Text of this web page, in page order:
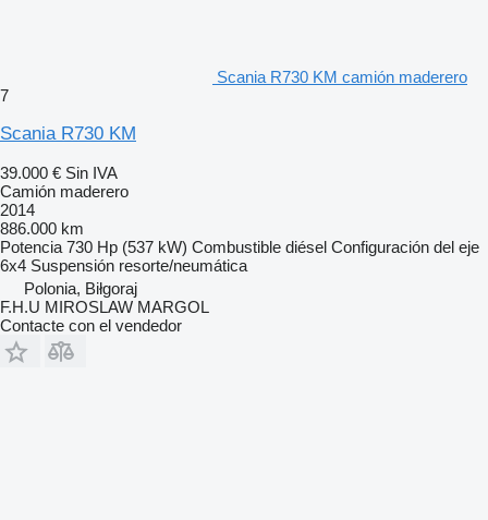
Scania R730 KM camión maderero
7
Scania R730 KM
39.000 € Sin IVA
Camión maderero
2014
886.000 km
Potencia 730 Hp (537 kW) Combustible diésel Configuración del eje
6x4 Suspensión resorte/neumática
Polonia, Biłgoraj
F.H.U MIROSLAW MARGOL
Contacte con el vendedor